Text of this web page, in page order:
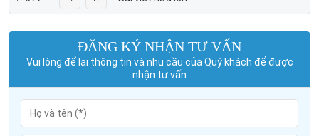
ĐĂNG KÝ NHẬN TƯ VẤN
Vui lòng để lại thông tin và nhu cầu của Quý khách để được
nhận tư vấn